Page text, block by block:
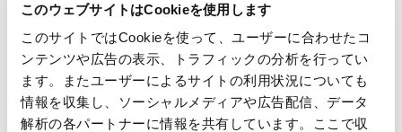
このウェブサイトはCookieを使用します
このサイトではCookieを使って、ユーザーに合わせたコ
ンテンツや広告の表示、トラフィックの分析を行ってい
ます。またユーザーによるサイトの利用状況についても
情報を収集し、ソーシャルメディアや広告配信、データ
解析の各パートナーに情報を共有しています。ここで収